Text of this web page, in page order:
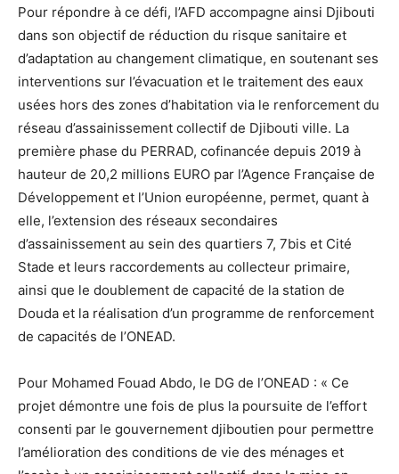
Pour répondre à ce défi, l’AFD accompagne ainsi Djibouti
dans son objectif de réduction du risque sanitaire et
d’adaptation au changement climatique, en soutenant ses
interventions sur l’évacuation et le traitement des eaux
usées hors des zones d’habitation via le renforcement du
réseau d’assainissement collectif de Djibouti ville. La
première phase du PERRAD, cofinancée depuis 2019 à
hauteur de 20,2 millions EURO par l’Agence Française de
Développement et l’Union européenne, permet, quant à
elle, l’extension des réseaux secondaires
d’assainissement au sein des quartiers 7, 7bis et Cité
Stade et leurs raccordements au collecteur primaire,
ainsi que le doublement de capacité de la station de
Douda et la réalisation d’un programme de renforcement
de capacités de l’ONEAD.
Pour Mohamed Fouad Abdo, le DG de l’ONEAD : « Ce
projet démontre une fois de plus la poursuite de l’effort
consenti par le gouvernement djiboutien pour permettre
l’amélioration des conditions de vie des ménages et